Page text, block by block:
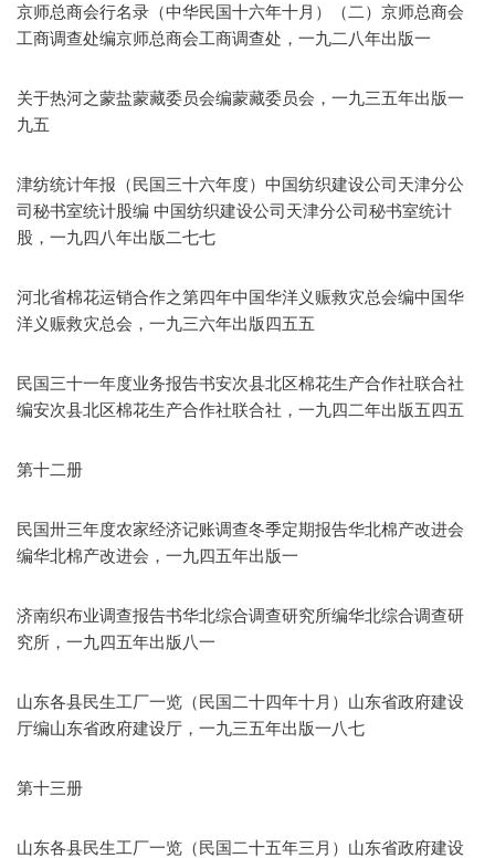
京师总商会行名录（中华民国十六年十月）（二）京师总商会
工商调查处编京师总商会工商调查处，一九二八年出版一
关于热河之蒙盐蒙藏委员会编蒙藏委员会，一九三五年出版一
九五
津纺统计年报（民国三十六年度）中国纺织建设公司天津分公
司秘书室统计股编 中国纺织建设公司天津分公司秘书室统计
股，一九四八年出版二七七
河北省棉花运销合作之第四年中国华洋义赈救灾总会编中国华
洋义赈救灾总会，一九三六年出版四五五
民国三十一年度业务报告书安次县北区棉花生产合作社联合社
编安次县北区棉花生产合作社联合社，一九四二年出版五四五
第十二册
民国卅三年度农家经济记账调查冬季定期报告华北棉产改进会
编华北棉产改进会，一九四五年出版一
济南织布业调查报告书华北综合调查研究所编华北综合调查研
究所，一九四五年出版八一
山东各县民生工厂一览（民国二十四年十月）山东省政府建设
厅编山东省政府建设厅，一九三五年出版一八七
第十三册
山东各县民生工厂一览（民国二十五年三月）山东省政府建设